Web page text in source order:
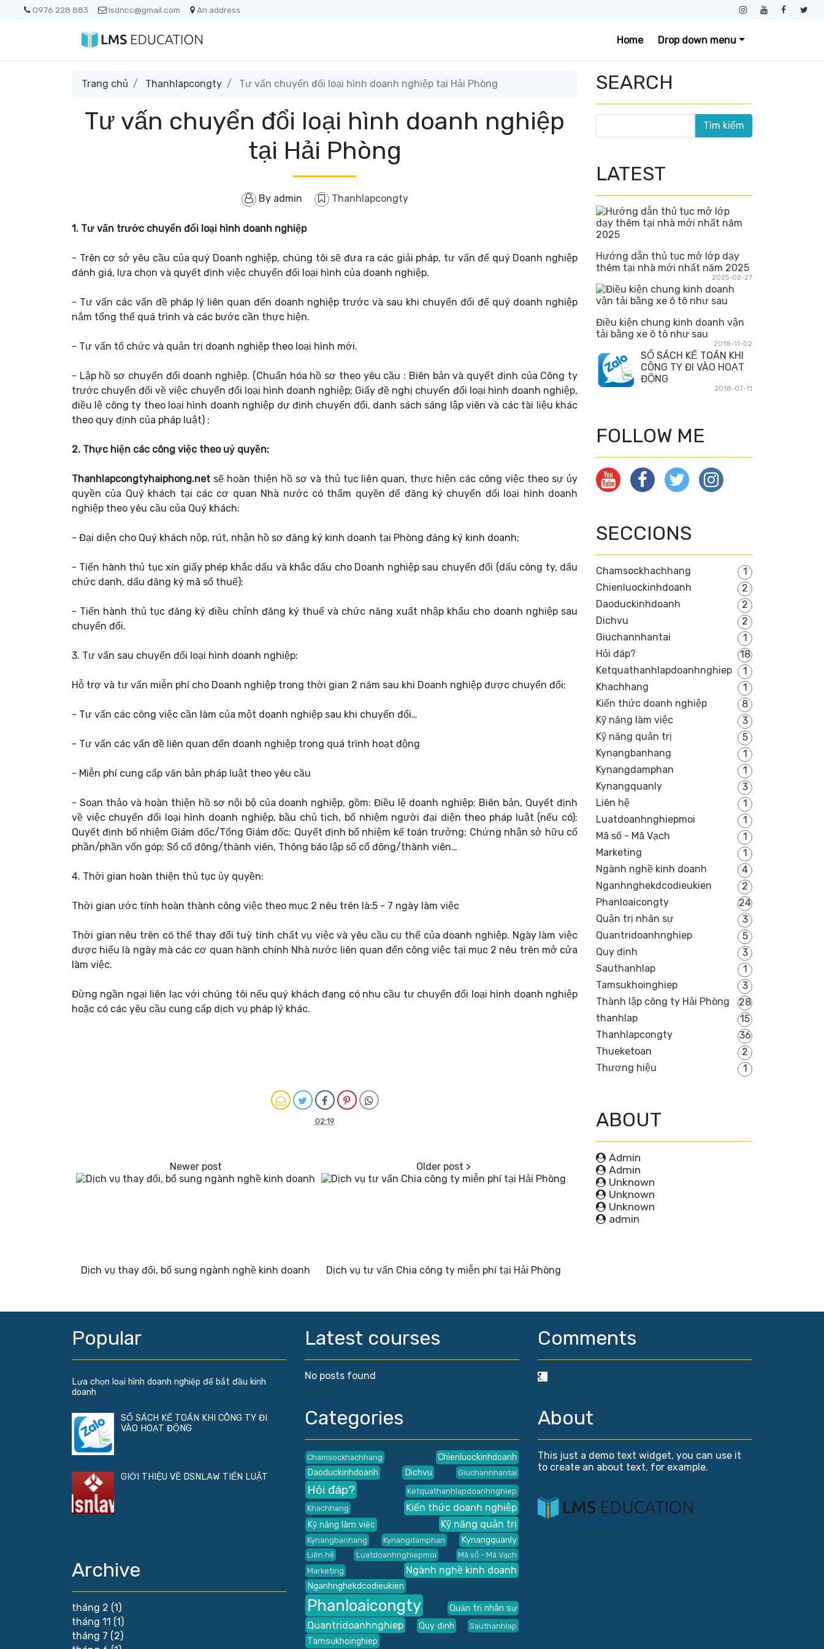
0976 228 883 lsdncc@gmail.com An address
Home Drop down menu
Trang chủ Thanhlapcongty Tư vấn chuyển đổi loại hình doanh nghiệp tại Hải Phòng
Tư vấn chuyển đổi loại hình doanh nghiệp
tại Hải Phòng
By admin Thanhlapcongty
1. Tư vấn trước chuyển đổi loại hình doanh nghiệp
- Trên cơ sở yêu cầu của quý Doanh nghiệp, chúng tôi sẽ đưa ra các giải pháp, tư vấn để quý Doanh nghiệp
đánh giá, lựa chọn và quyết định việc chuyển đổi loại hình của doanh nghiệp.
- Tư vấn các vấn đề pháp lý liên quan đến doanh nghiệp trước và sau khi chuyển đổi để quý doanh nghiệp
nắm tổng thể quá trình và các bước cần thực hiện.
- Tư vấn tổ chức và quản trị doanh nghiệp theo loại hình mới.
- Lập hồ sơ chuyển đổi doanh nghiệp. (Chuẩn hóa hồ sơ theo yêu cầu : Biên bản và quyết định của Công ty
trước chuyển đổi về việc chuyển đổi loại hình doanh nghiệp; Giấy đề nghị chuyển đổi loại hình doanh nghiệp,
điều lệ công ty theo loại hình doanh nghiệp dự định chuyển đổi, danh sách sáng lập viên và các tài liệu khác
theo quy định của pháp luật) ;
2. Thực hiện các công việc theo uỷ quyền:
Thanhlapcongtyhaiphong.net sẽ hoàn thiện hồ sơ và thủ tục liên quan, thực hiện các công việc theo sự ủy
quyền của Quý khách tại các cơ quan Nhà nước có thẩm quyền để đăng ký chuyển đổi loại hình doanh
nghiệp theo yêu cầu của Quý khách:
- Đại diện cho Quý khách nộp, rút, nhận hồ sơ đăng ký kinh doanh tại Phòng đăng ký kinh doanh;
- Tiến hành thủ tục xin giấy phép khắc dấu và khắc dấu cho Doanh nghiệp sau chuyển đổi (dấu công ty, dấu
chức danh, dấu đăng ký mã số thuế);
- Tiến hành thủ tục đăng ký điều chỉnh đăng ký thuế và chức năng xuất nhập khẩu cho doanh nghiệp sau
chuyển đổi.
3. Tư vấn sau chuyển đổi loại hình doanh nghiệp:
Hỗ trợ và tư vấn miễn phí cho Doanh nghiệp trong thời gian 2 năm sau khi Doanh nghiệp được chuyển đổi;
- Tư vấn các công việc cần làm của một doanh nghiệp sau khi chuyển đổi…
- Tư vấn các vấn đề liên quan đến doanh nghiệp trong quá trình hoạt động
- Miễn phí cung cấp văn bản pháp luật theo yêu cầu
- Soạn thảo và hoàn thiện hồ sơ nội bộ của doanh nghiệp, gồm: Điều lệ doanh nghiệp; Biên bản, Quyết định
về việc chuyển đổi loại hình doanh nghiệp, bầu chủ tịch, bổ nhiệm người đại diện theo pháp luật (nếu có);
Quyết định bổ nhiệm Giám đốc/Tổng Giám đốc; Quyết định bổ nhiệm kế toán trưởng; Chứng nhận sở hữu cổ
phần/phần vốn góp; Sổ cổ đông/thành viên, Thông báo lập sổ cổ đông/thành viên…
4. Thời gian hoàn thiện thủ tục ủy quyền:
Thời gian ước tính hoàn thành công việc theo mục 2 nêu trên là:5 - 7 ngày làm việc
Thời gian nêu trên có thể thay đổi tuỳ tính chất vụ việc và yêu cầu cụ thể của doanh nghiệp. Ngày làm việc
được hiểu là ngày mà các cơ quan hành chính Nhà nước liên quan đến công việc tại mục 2 nêu trên mở cửa
làm việc.
Đừng ngần ngại liên lạc với chúng tôi nếu quý khách đang có nhu cầu tư chuyển đổi loại hình doanh nghiệp
hoặc có các yêu cầu cung cấp dịch vụ pháp lý khác.
02:19
Dịch vụ thay đổi, bổ sung ngành nghề kinh doanh Dịch vụ tư vấn Chia công ty miễn phí tại Hải Phòng
SEARCH
LATEST
Hướng dẫn thủ tục mở lớp dạy
thêm tại nhà mới nhất năm 2025
2025-02-27
Điều kiện chung kinh doanh vận
tải bằng xe ô tô như sau
2018-11-02
SỔ SÁCH KẾ TOÁN KHI
CÔNG TY ĐI VÀO HOẠT
ĐỘNG
2018-07-11
FOLLOW ME
SECCIONS
Chamsockhachhang
1
Chienluockinhdoanh
2
Daoduckinhdoanh
2
Dichvu
2
Giuchannhantai
1
Hỏi đáp?
18
Ketquathanhlapdoanhnghiep
1
Khachhang
1
Kiến thức doanh nghiệp
8
Kỹ năng làm việc
3
Kỹ năng quản trị
5
Kynangbanhang
1
Kynangdamphan
1
Kynangquanly
3
Liên hệ
1
Luatdoanhnghiepmoi
1
Mã số - Mã Vạch
1
Marketing
1
Ngành nghề kinh doanh
4
Nganhnghekdcodieukien
2
Phanloaicongty
24
Quản trị nhân sự
3
Quantridoanhnghiep
5
Quy định
3
Sauthanhlap
1
Tamsukhoinghiep
3
Thành lập công ty Hải Phòng
28
thanhlap
15
Thanhlapcongty
36
Thueketoan
2
Thương hiệu
1
ABOUT
Admin
Admin
Unknown
Unknown
Unknown
admin
Popular
Lựa chọn loại hình doanh nghiệp để bắt đầu kinh
doanh
SỔ SÁCH KẾ TOÁN KHI CÔNG TY ĐI
VÀO HOẠT ĐỘNG
GIỚI THIỆU VỀ DSNLAW TIẾN LUẬT
Archive
tháng 2 (1)
tháng 11 (1)
tháng 7 (2)
Latest courses
No posts found
Categories
Chamsockhachhang
Chienluockinhdoanh
Daoduckinhdoanh
Dichvu Giuchannhantai
Hỏi đáp?
Ketquathanhlapdoanhnghiep
Khachhang
Kiến thức doanh nghiệp
Kỹ năng làm việc Kỹ năng quản trị
Kynangbanhang Kynangdamphan Kynangquanly
Liên hệ Luatdoanhnghiepmoi
Mã số - Mã Vạch
Marketing
Ngành nghề kinh doanh
Nganhnghekdcodieukien
Phanloaicongty Quản trị nhân sự
Quantridoanhnghiep Quy định Sauthanhlap
Tamsukhoinghiep
Comments
About
This just a demo text widget, you can use it
to create an about text, for example.